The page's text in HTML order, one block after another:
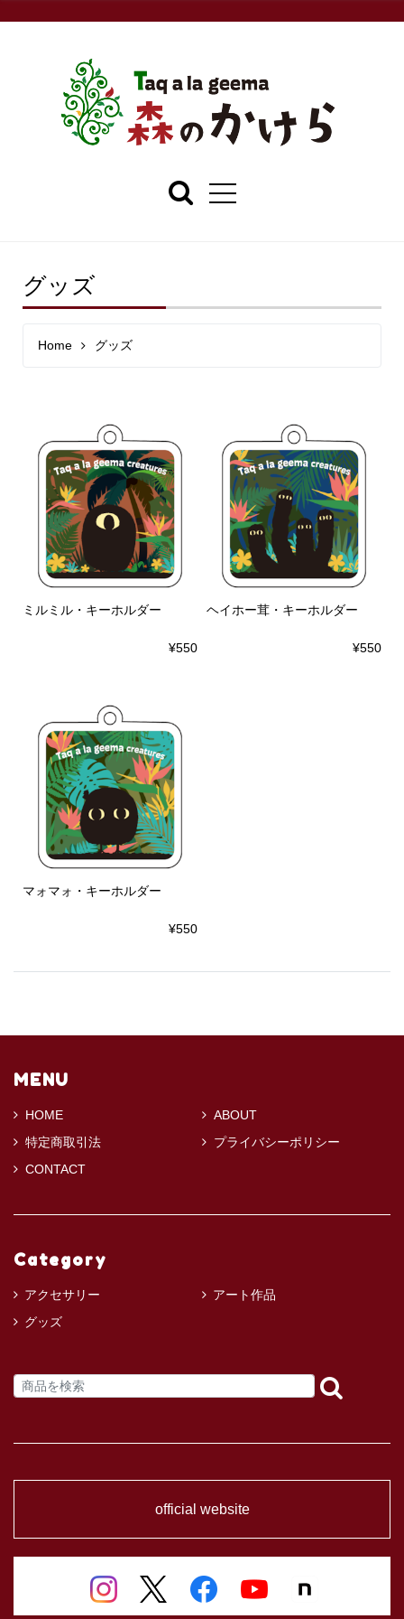
グッズ
Home グッズ
ミルミル・キーホルダー
¥550
ヘイホー茸・キーホルダー
¥550
マォマォ・キーホルダー
¥550
MENU
HOME
ABOUT
特定商取引法
プライバシーポリシー
CONTACT
Category
アクセサリー
アート作品
グッズ
official website